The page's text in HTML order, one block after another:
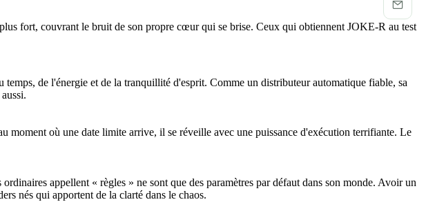
fort, couvrant le bruit de son propre cœur qui se brise. Ceux qui obtiennent JOKE-R au test
de l'énergie et de la tranquillité d'esprit. Comme un distributeur automatique fiable, sa
où une date limite arrive, il se réveille avec une puissance d'exécution terrifiante. Le
appellent « règles » ne sont que des paramètres par défaut dans son monde. Avoir un
nés qui apportent de la clarté dans le chaos.